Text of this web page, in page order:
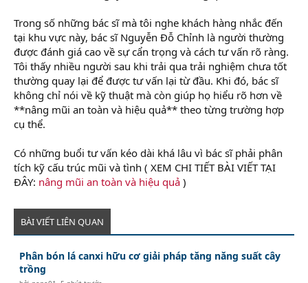
Trong số những bác sĩ mà tôi nghe khách hàng nhắc đến
tại khu vực này, bác sĩ Nguyễn Đỗ Chỉnh là người thường
được đánh giá cao về sự cẩn trọng và cách tư vấn rõ ràng.
Tôi thấy nhiều người sau khi trải qua trải nghiệm chưa tốt
thường quay lại để được tư vấn lại từ đầu. Khi đó, bác sĩ
không chỉ nói về kỹ thuật mà còn giúp họ hiểu rõ hơn về
**nâng mũi an toàn và hiệu quả** theo từng trường hợp
cụ thể.
Có những buổi tư vấn kéo dài khá lâu vì bác sĩ phải phân
tích kỹ cấu trúc mũi và tình ( XEM CHI TIẾT BÀI VIẾT TẠI
ĐÂY: nâng mũi an toàn và hiệu quả )
BÀI VIẾT LIÊN QUAN
Phân bón lá canxi hữu cơ giải pháp tăng năng suất cây
trồng